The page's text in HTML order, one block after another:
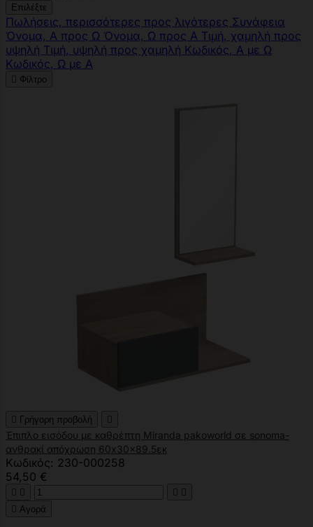
Επιλέξτε
Πωλήσεις, περισσότερες προς λιγότερες Συνάφεια
Όνομα, Α προς Ω Όνομα, Ω προς Α Τιμή, χαμηλή προς
υψηλή Τιμή, υψηλή προς χαμηλή Κωδικός, Α με Ω
Κωδικός, Ω με Α
 Φίλτρο
 Γρήγορη προβολή 
Έπιπλο εισόδου με καθρέπτη Miranda pakoworld σε sonoma-
ανθρακί απόχρωση 60x30x89.5εκ
Κωδικός: 230-000258
54,50 €
   
 Αγορά